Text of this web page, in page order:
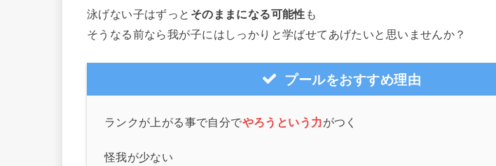
泳げない子はずっと そのままになる可能性 も
そうなる前なら我が子にはしっかりと学ばせてあげたいと思いませんか？
プールをおすすめ理由
ランクが上がる事で自分でやろうという力がつく
怪我が少ない